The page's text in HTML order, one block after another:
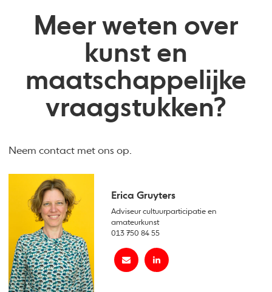
Meer weten over
kunst en
maatschappelijke
vraagstukken?
Neem contact met ons op.
Erica Gruyters
Adviseur cultuurparticipatie en
amateurkunst
013 750 84 55